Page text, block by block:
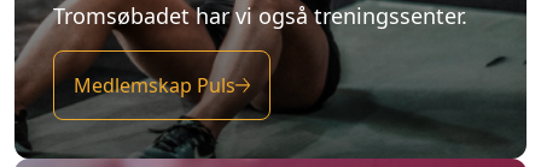
Tromsøbadet har vi også treningssenter.
Medlemskap Puls